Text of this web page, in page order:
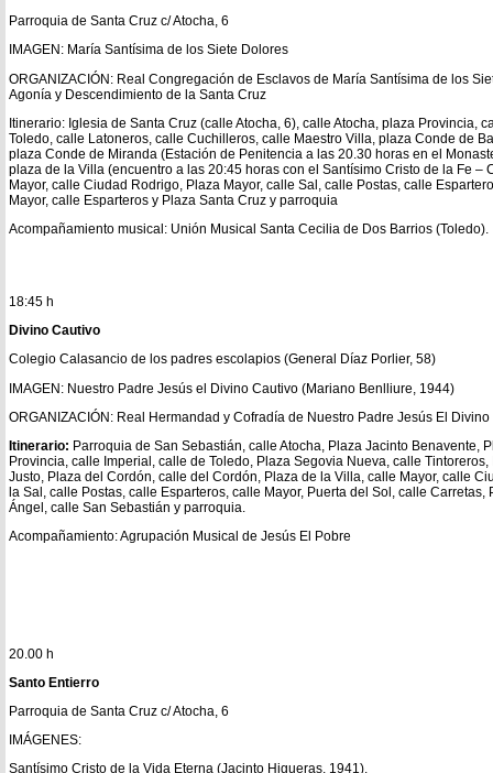
Parroquia de Santa Cruz c/ Atocha, 6
IMAGEN: María Santísima de los Siete Dolores
ORGANIZACIÓN: Real Congregación de Esclavos de María Santísima de los
Agonía y Descendimiento de la Santa Cruz
Itinerario: Iglesia de Santa Cruz (calle Atocha, 6), calle Atocha, plaza Provincia,
Toledo, calle Latoneros, calle Cuchilleros, calle Maestro Villa, plaza Conde de
plaza Conde de Miranda (Estación de Penitencia a las 20.30 horas en el
plaza de la Villa (encuentro a las 20:45 horas con el Santísimo Cristo de la Fe –
Mayor, calle Ciudad Rodrigo, Plaza Mayor, calle Sal, calle Postas, calle
Mayor, calle Esparteros y Plaza Santa Cruz y parroquia
Acompañamiento musical: Unión Musical Santa Cecilia de Dos Barrios (Toledo).
18:45 h
Divino Cautivo
Colegio Calasancio de los padres escolapios (General Díaz Porlier, 58)
IMAGEN: Nuestro Padre Jesús el Divino Cautivo (Mariano Benlliure, 1944)
ORGANIZACIÓN: Real Hermandad y Cofradía de Nuestro Padre Jesús El
Itinerario: Parroquia de San Sebastián, calle Atocha, Plaza Jacinto Benavente,
Provincia, calle Imperial, calle de Toledo, Plaza Segovia Nueva, calle
Justo, Plaza del Cordón, calle del Cordón, Plaza de la Villa, calle Mayor, calle
la Sal, calle Postas, calle Esparteros, calle Mayor, Puerta del Sol, calle
Ángel, calle San Sebastián y parroquia.
Acompañamiento: Agrupación Musical de Jesús El Pobre
20.00 h
Santo Entierro
Parroquia de Santa Cruz c/ Atocha, 6
IMÁGENES:
Santísimo Cristo de la Vida Eterna (Jacinto Higueras, 1941).